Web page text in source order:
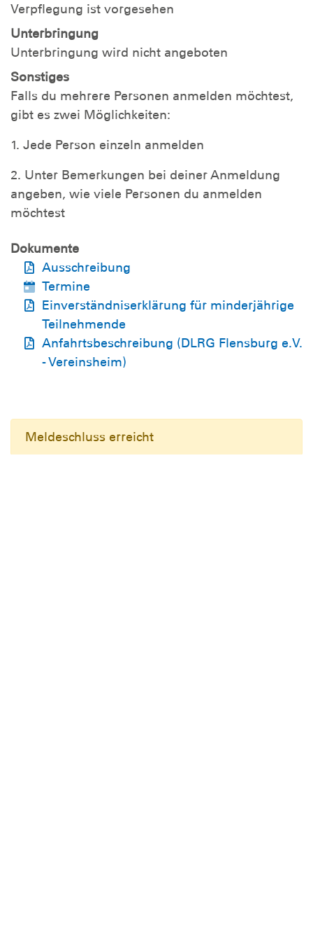
Verpflegung ist vorgesehen
Unterbringung
Unterbringung wird nicht angeboten
Sonstiges
Falls du mehrere Personen anmelden möchtest,
gibt es zwei Möglichkeiten:
1. Jede Person einzeln anmelden
2. Unter Bemerkungen bei deiner Anmeldung
angeben, wie viele Personen du anmelden
möchtest
Dokumente
Ausschreibung
Termine
Einverständniserklärung für minderjährige
Teilnehmende
Anfahrtsbeschreibung (DLRG Flensburg e.V.
- Vereinsheim)
Meldeschluss erreicht